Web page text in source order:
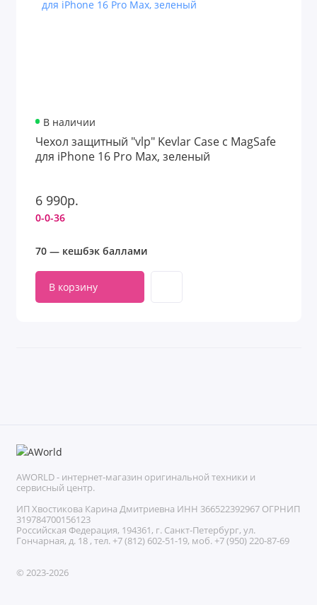
В наличии
Чехол защитный "vlp" Kevlar Case c MagSafe
для iPhone 16 Pro Max, зеленый
6 990р.
0-0-36
70 — кешбэк баллами
В корзину
AWORLD - интернет-магазин оригинальной техники и
сервисный центр.
ИП Хвостикова Карина Дмитриевна ИНН 366522392967 ОГРНИП
319784700156123
Российская Федерация, 194361, г. Санкт-Петербург, ул.
Гончарная, д. 18 , тел. +7 (812) 602-51-19, моб. +7 (950) 220-87-69
© 2023-2026